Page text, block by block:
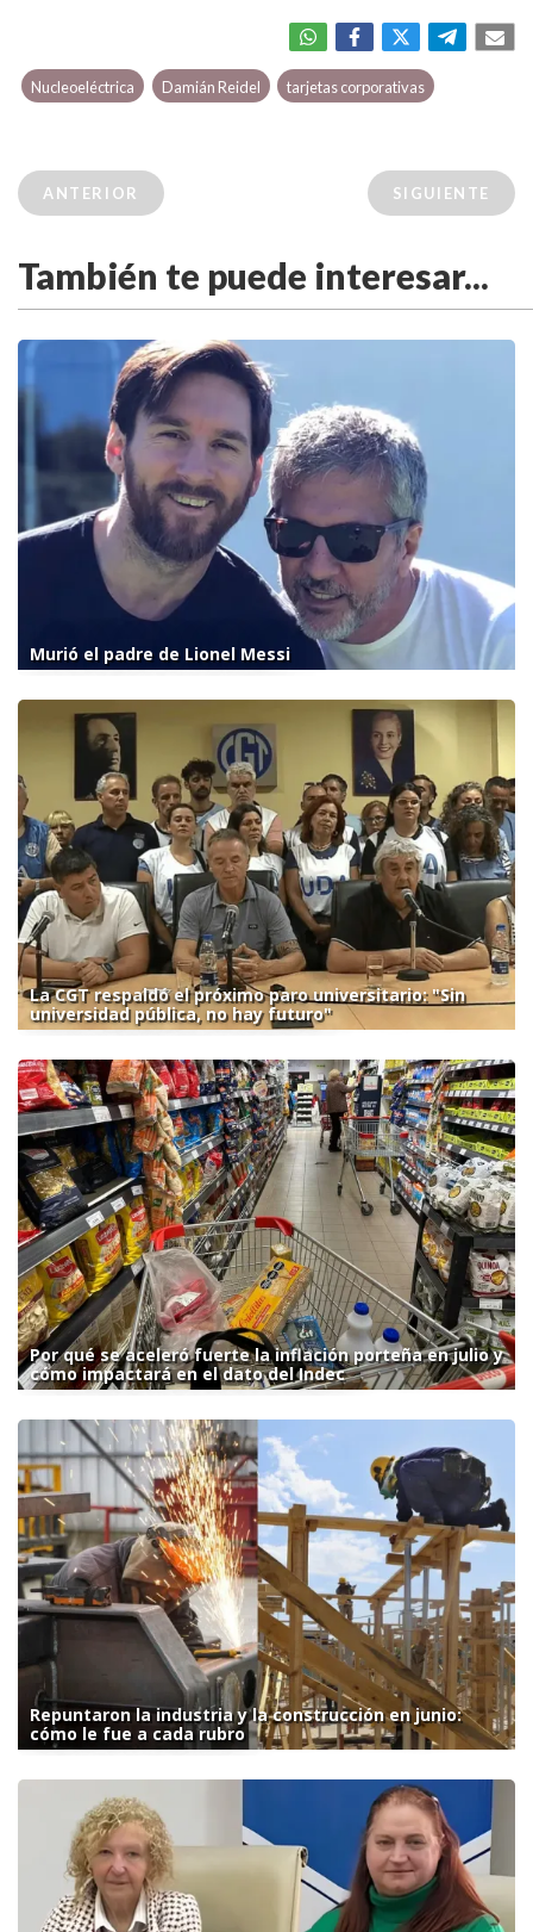
Nucleoeléctrica Damián Reidel tarjetas corporativas
ANTERIOR SIGUIENTE
También te puede interesar...
Murió el padre de Lionel Messi
La CGT respaldó el próximo paro universitario: "Sin
universidad pública, no hay futuro"
Por qué se aceleró fuerte la inflación porteña en julio y
cómo impactará en el dato del Indec
Repuntaron la industria y la construcción en junio:
cómo le fue a cada rubro